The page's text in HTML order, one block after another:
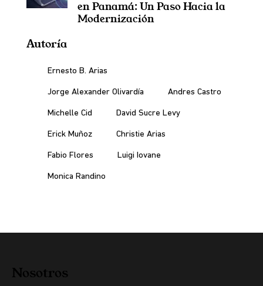
en Panamá: Un Paso Hacia la
Modernización
Autoría
Ernesto B. Arias
Jorge Alexander Olivardía Andres Castro
Michelle Cid David Sucre Levy
Erick Muñoz Christie Arias
Fabio Flores Luigi Iovane
Monica Randino
Nosotros